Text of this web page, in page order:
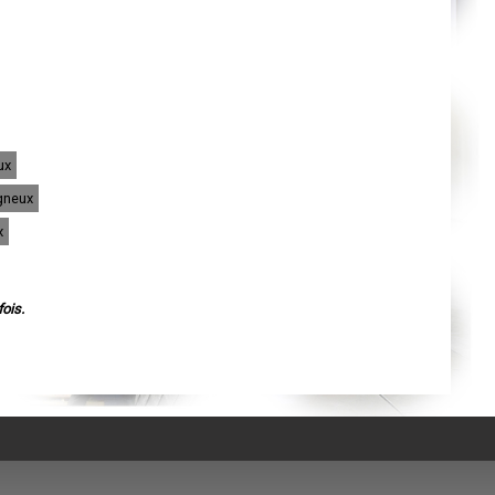
Chalon-sur-Saône
Le Mans
Paris